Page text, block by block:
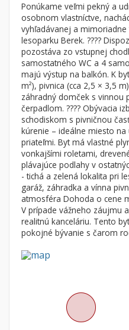
Lokalita
×
Nitriansky (kraj)
Byt
Garsónky
Dvojgarsónky
1-izbové
2-izbové
3-izbové
4 a viac izbové byty
Pozemok
Stavebné pozemky
Bývanie a rekreácia
Priemyselný pozemok
Ponúkame veľmi pekný a
osobnom vlastníctve,
vyhľadávanej a
lesoparku Berek. ????
pozostáva zo vstupnej
samostatného WC a 4
majú výstup na balkón. K
m²), pivnica (cca 2,5 × 3,5
záhradný domček s vinnou
čerpadlom. ???? Obývacia
schodiskom s pivničnou
kúrenie – ideálne miesto
priateľmi. Byt má vlastné
vonkajšími roletami,
plávajúce podlahy v
- tichá a zelená lokalita pri
garáž, záhradka a vínna
atmosféra Dohoda o cene
V prípade vážneho záujmu
realitnú kanceláriu. Tento
pokojné bývanie s čarom